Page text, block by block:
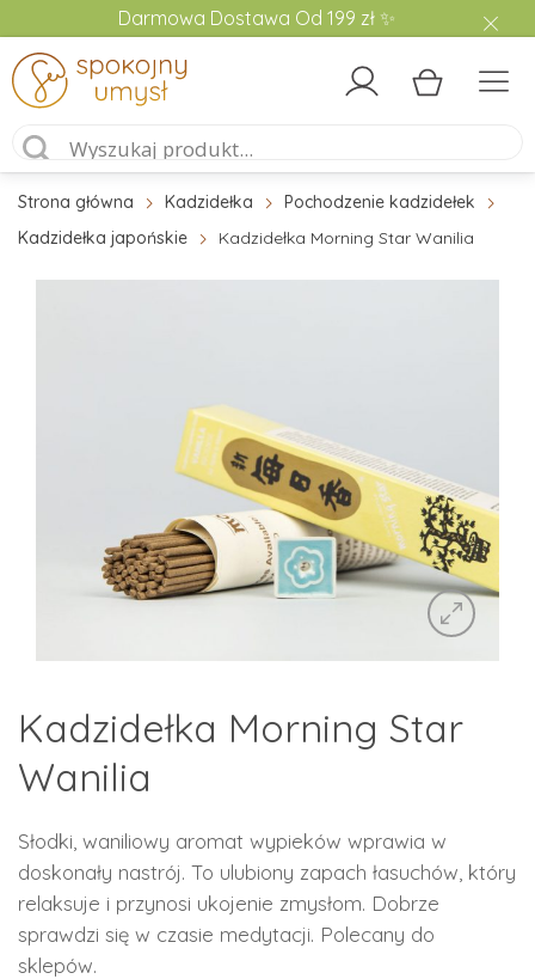
Darmowa Dostawa Od 199 zł ✨
Strona główna Kadzidełka
Pochodzenie kadzidełek
Kadzidełka japońskie
Kadzidełka Morning Star Wanilia
Kadzidełka Morning Star
Wanilia
Słodki, waniliowy aromat wypieków wprawia w
doskonały nastrój. To ulubiony zapach łasuchów, który
relaksuje i przynosi ukojenie zmysłom. Dobrze
sprawdzi się w czasie medytacji. Polecany do
sklepów.